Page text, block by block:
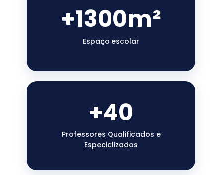
+1300m²
Espaço escolar
+40
Professores Qualificados e
Especializados